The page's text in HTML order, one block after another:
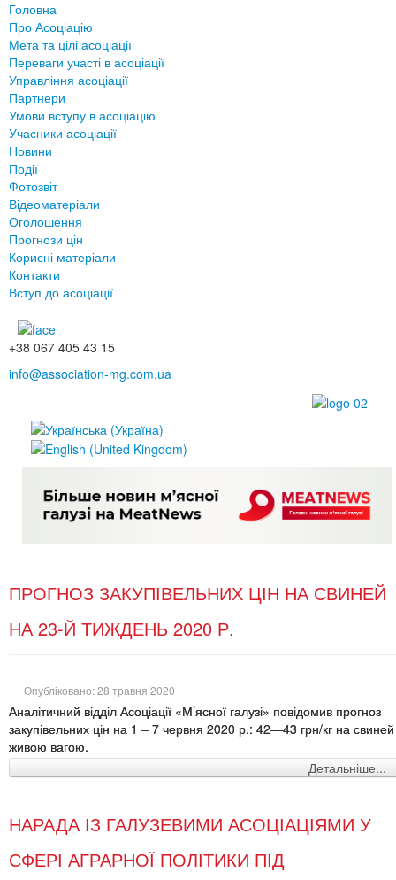
Головна
Про Асоціацію
Мета та цілі асоціації
Переваги участі в асоціації
Управління асоціації
Партнери
Умови вступу в асоціацію
Учасники асоціації
Новини
Події
Фотозвіт
Відеоматеріали
Оголошення
Прогнози цін
Корисні матеріали
Контакти
Вступ до асоціації
+38 067 405 43 15
info@association-mg.com.ua
ПРОГНОЗ ЗАКУПІВЕЛЬНИХ ЦІН НА СВИНЕЙ
НА 23-Й ТИЖДЕНЬ 2020 Р.
Опубліковано: 28 травня 2020
Аналітичний відділ Асоціації «М’ясної галузі» повідомив прогноз
закупівельних цін на 1 – 7 червня 2020 р.: 42—43 грн/кг на свиней
живою вагою.
Детальніше...
НАРАДА ІЗ ГАЛУЗЕВИМИ АСОЦІАЦІЯМИ У
СФЕРІ АГРАРНОЇ ПОЛІТИКИ ПІД